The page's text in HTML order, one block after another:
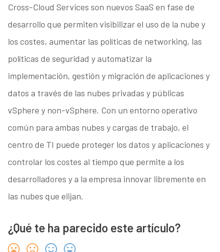
Cross-Cloud Services son nuevos SaaS en fase de
desarrollo que permiten visibilizar el uso de la nube y
los costes, aumentar las políticas de networking, las
políticas de seguridad y automatizar la
implementación, gestión y migración de aplicaciones y
datos a través de las nubes privadas y públicas
vSphere y non-vSphere. Con un entorno operativo
común para ambas nubes y cargas de trabajo, el
centro de TI puede proteger los datos y aplicaciones y
controlar los costes al tiempo que permite a los
desarrolladores y a la empresa innovar libremente en
las nubes que elijan.
¿Qué te ha parecido este artículo?